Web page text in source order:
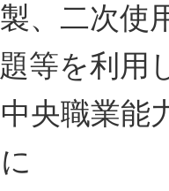
、二次使
等を利用
央職業能